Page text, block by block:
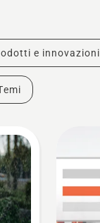
e innovazioni